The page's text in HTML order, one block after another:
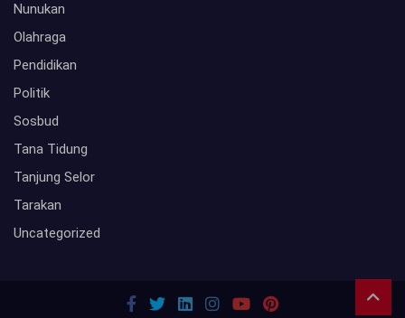
Nunukan
Olahraga
Pendidikan
Politik
Sosbud
Tana Tidung
Tanjung Selor
Tarakan
Uncategorized